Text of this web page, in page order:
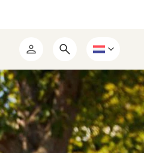
Mijn
RCN
Open
zoekformulier
Kies
een
taal